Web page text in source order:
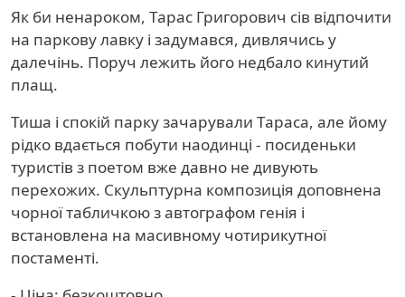
Як би ненароком, Тарас Григорович сів відпочити
на паркову лавку і задумався, дивлячись у
далечінь. Поруч лежить його недбало кинутий
плащ.
Тиша і спокій парку зачарували Тараса, але йому
рідко вдається побути наодинці - посиденьки
туристів з поетом вже давно не дивують
перехожих. Скульптурна композиція доповнена
чорної табличкою з автографом генія і
встановлена ​​на масивному чотирикутної
постаменті.